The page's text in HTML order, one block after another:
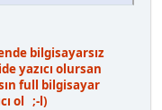
bilgisayarsız
yazıcı olursan
full bilgisayar
ol ;-l)